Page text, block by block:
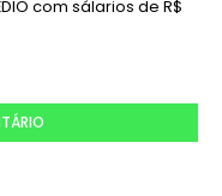
com sálarios de R$